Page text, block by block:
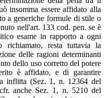
insomma essere affidato alla
a generiche formule di stile o
nell'art. 133 cod. pen. se è
esame in rapporto a ogni
richiamato, resta tuttavia la
delle ragioni determinanti
dello uso corretto del potere
è affidato, e di garantire
inflitta (Sez. 1, n. 12364 del
anche Sez. 1, n. 5210 del